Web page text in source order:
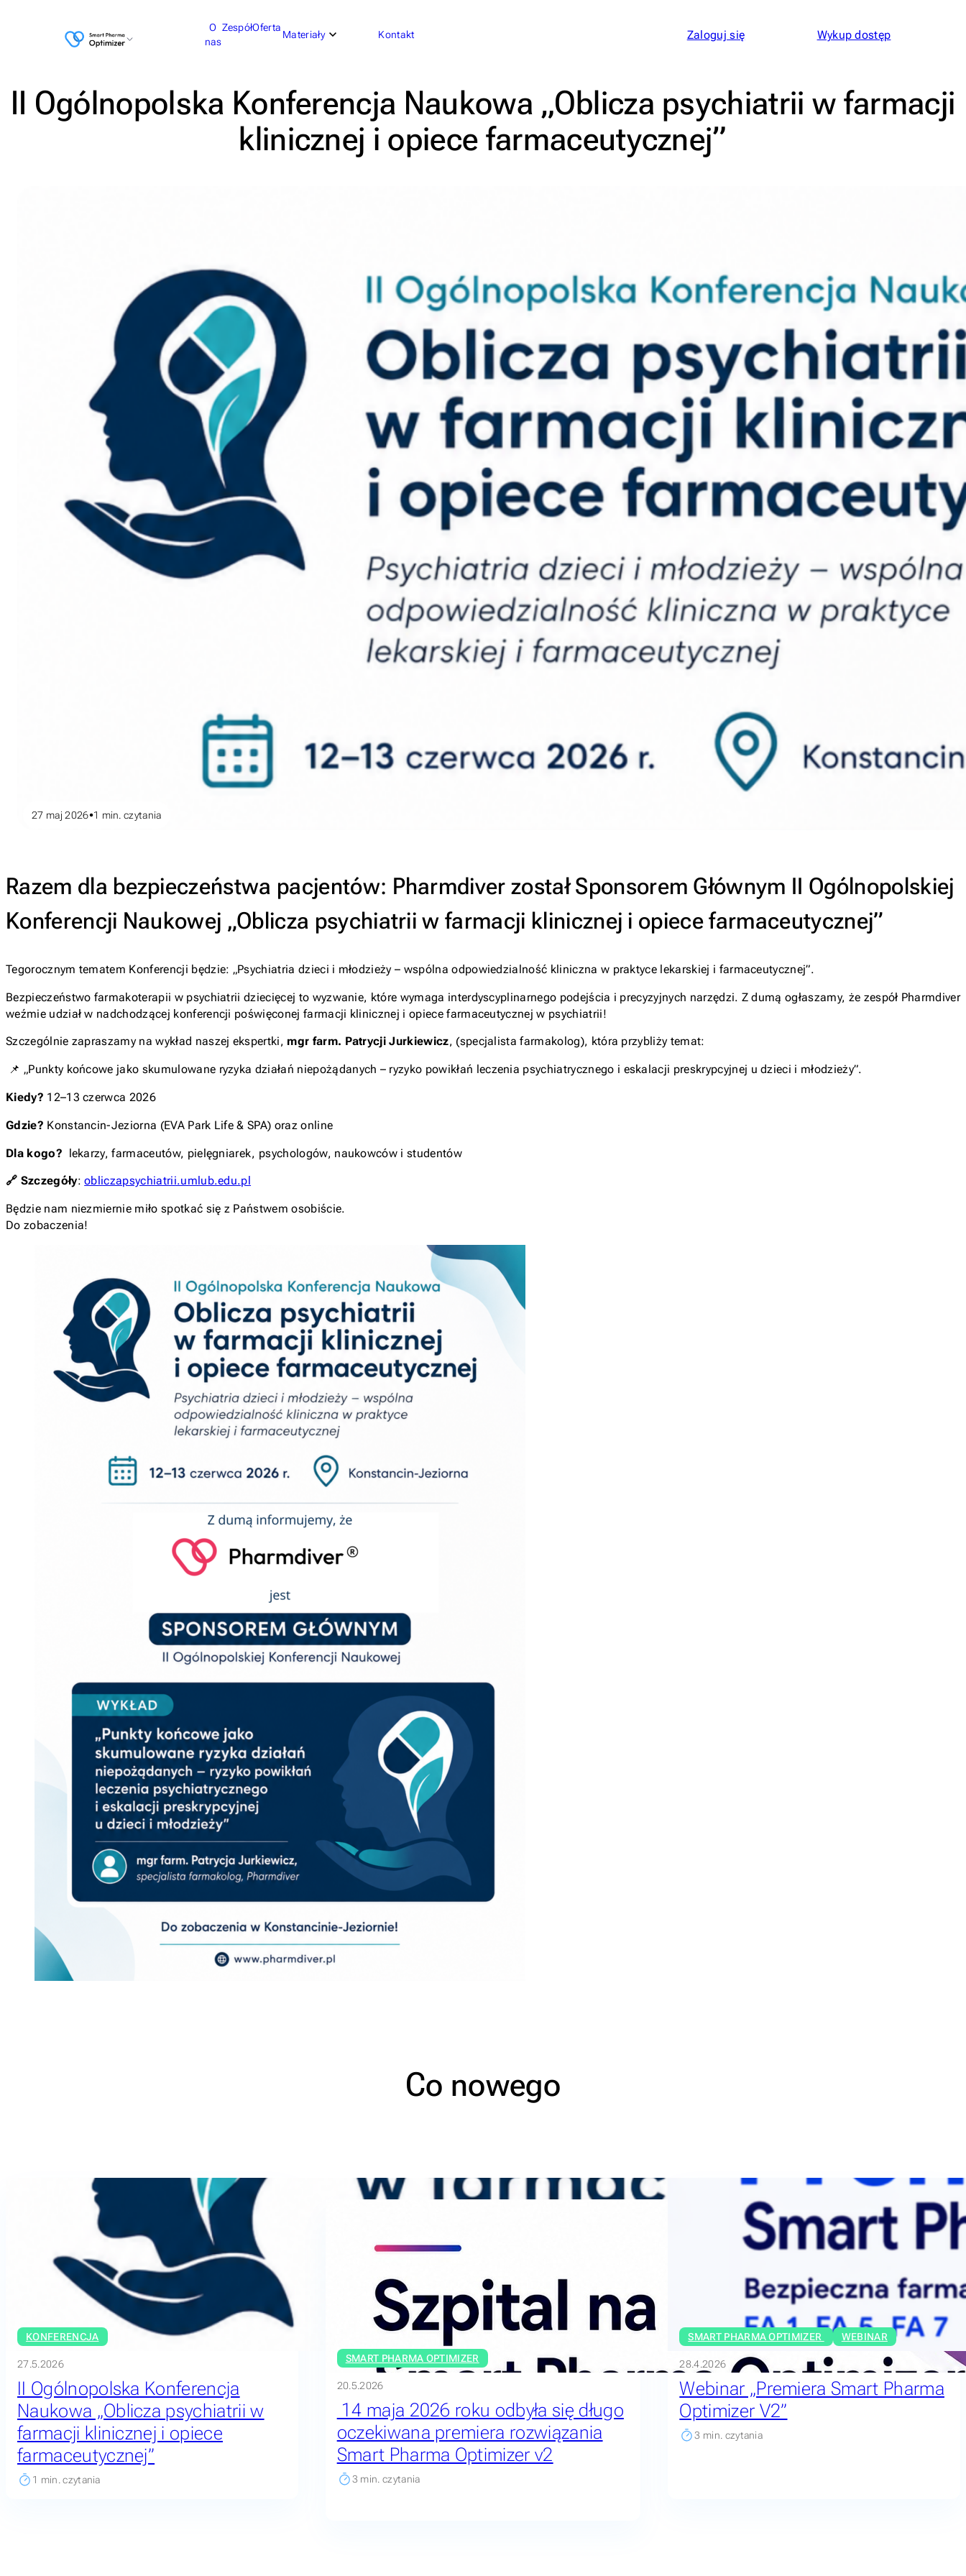
O
nas
ZespółOferta
Materiały Kontakt Zaloguj się Wykup dostęp
II Ogólnopolska Konferencja Naukowa „Oblicza psychiatrii w farmacji
klinicznej i opiece farmaceutycznej”
27 maj 2026 1 min. czytania
Razem dla bezpieczeństwa pacjentów: Pharmdiver został Sponsorem Głównym II Ogólnopolskiej
Konferencji Naukowej „Oblicza psychiatrii w farmacji klinicznej i opiece farmaceutycznej”
Tegorocznym tematem Konferencji będzie: „Psychiatria dzieci i młodzieży – wspólna odpowiedzialność kliniczna w praktyce lekarskiej i farmaceutycznej”.
Bezpieczeństwo farmakoterapii w psychiatrii dziecięcej to wyzwanie, które wymaga interdyscyplinarnego podejścia i precyzyjnych narzędzi. Z dumą ogłaszamy, że zespół Pharmdiver
weźmie udział w nadchodzącej konferencji poświęconej farmacji klinicznej i opiece farmaceutycznej w psychiatrii!
Szczególnie zapraszamy na wykład naszej ekspertki, mgr farm. Patrycji Jurkiewicz, (specjalista farmakolog), która przybliży temat:
📌 „Punkty końcowe jako skumulowane ryzyka działań niepożądanych – ryzyko powikłań leczenia psychiatrycznego i eskalacji preskrypcyjnej u dzieci i młodzieży”.
Kiedy? 12–13 czerwca 2026
Gdzie? Konstancin-Jeziorna (EVA Park Life & SPA) oraz online
Dla kogo? lekarzy, farmaceutów, pielęgniarek, psychologów, naukowców i studentów
🔗 Szczegóły:obliczapsychiatrii.umlub.edu.pl
Będzie nam niezmiernie miło spotkać się z Państwem osobiście.
Do zobaczenia!
Co nowego
KONFERENCJA
27.5.2026
II Ogólnopolska Konferencja
Naukowa „Oblicza psychiatrii w
farmacji klinicznej i opiece
farmaceutycznej”
1 min. czytania
SMART PHARMA OPTIMIZER
20.5.2026
14 maja 2026 roku odbyła się długo
oczekiwana premiera rozwiązania
Smart Pharma Optimizer v2
3 min. czytania
SMART PHARMA OPTIMIZER WEBINAR
28.4.2026
Webinar „Premiera Smart Pharma
Optimizer V2”
3 min. czytania